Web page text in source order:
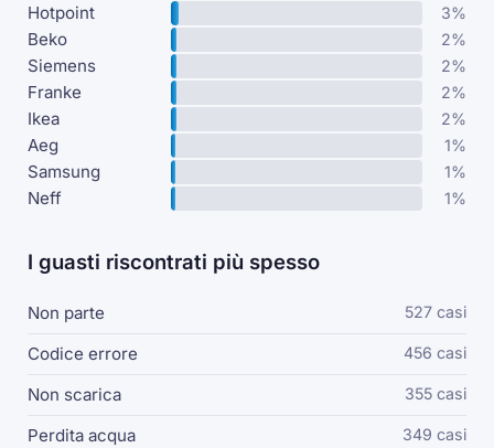
Hotpoint 3%
Beko 2%
Siemens 2%
Franke 2%
Ikea 2%
Aeg 1%
Samsung 1%
Neff 1%
I guasti riscontrati più spesso
Non parte 527 casi
Codice errore 456 casi
Non scarica 355 casi
Perdita acqua 349 casi